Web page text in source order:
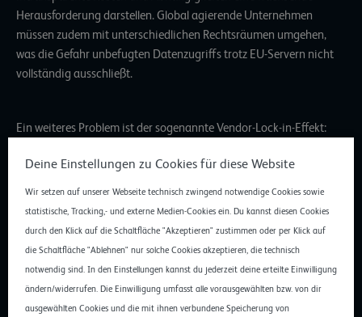
Herausforderung darstellen. Global agierende Unternehmen
müssen zudem mit unterschiedlichen Rechtsräumen umgehen,
was die Gefahr unbefugten Datenzugriffs trotz EU-Servern nicht
vollständig ausschließt.
Ein weiteres Problem ist der sogenannte Vendor-Lock-in-Effekt:
Cloud-Dienste gebunden, was den Wechsel zu anderen Anbietern
oder den Aufbau eigener Infrastrukturen erschwert. Beispielsweise
sind proprietäre Softwarelösungen häufig nicht mit allen Cloud-
Umgebungen kompatibel. Wenn Unternehmen aufgrund von
Preisänderungen wechseln möchten, stehen sie vor dem Problem,
dass ihre Systeme nicht ohne weiteres auf eine andere Plattform
migriert werden können.
Deine Einstellungen zu Cookies für diese Website
Wir setzen auf unserer Webseite technisch zwingend notwendige Cookies sowie
statistische, Tracking,- und externe Medien-Cookies ein. Du kannst diesen Cookies
durch den Klick auf die Schaltfläche "Akzeptieren" zustimmen oder per Klick auf
die Schaltfläche "Ablehnen" nur solche Cookies akzeptieren, die technisch
notwendig sind. In den Einstellungen kannst du jederzeit deine erteilte Einwilligung
ändern/widerrufen. Die Einwilligung umfasst alle vorausgewählten bzw. von dir
ausgewählten Cookies und die mit ihnen verbundene Speicherung von